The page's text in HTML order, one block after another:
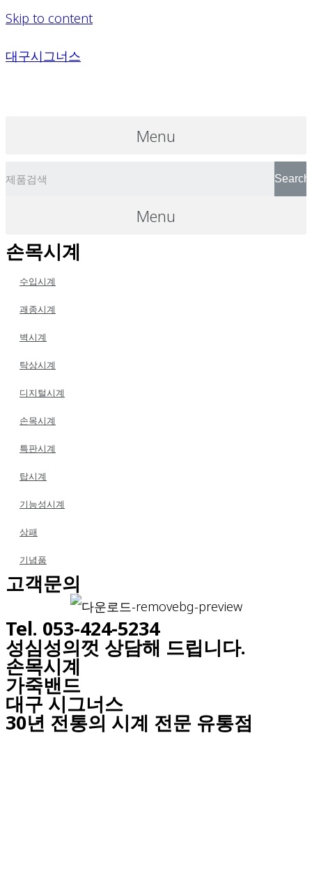
Skip to content
대구시그너스
Menu
Search
Menu
손목시계
수입시계
괘종시계
벽시계
탁상시계
디지털시계
손목시계
특판시계
탑시계
기능성시계
상패
기념품
고객문의
Tel. 053-424-5234
성심성의껏 상담해 드립니다.
손목시계
가죽밴드
대구시그너스
30년 전통의 시계 전문 유통점